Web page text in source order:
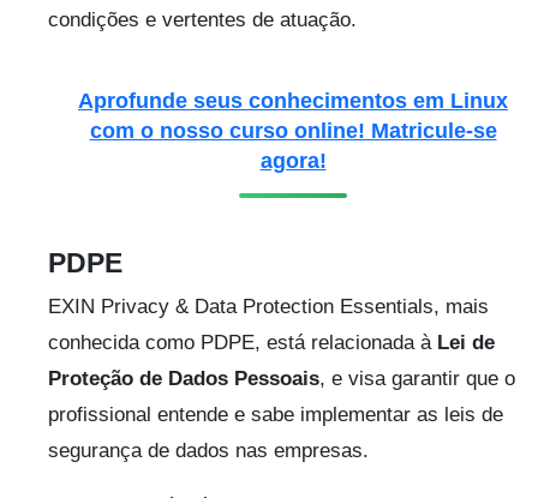
condições e vertentes de atuação.
Aprofunde seus conhecimentos em Linux
com o nosso curso online! Matricule-se
agora!
PDPE
EXIN Privacy & Data Protection Essentials, mais
conhecida como PDPE, está relacionada à Lei de
Proteção de Dados Pessoais, e visa garantir que o
profissional entende e sabe implementar as leis de
segurança de dados nas empresas.